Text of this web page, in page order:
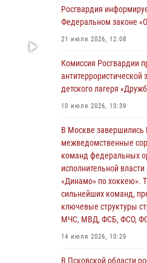
Генерал-полковник
смыслов»
03 августа 2026, 17:21
03 августа 2026, 14:10
Росгвардейцы
обеспечении
время празднования
02 августа 2026, 13:28
За минувшие сутки
выезжали два раза на
Росгвардия
Федеральном законе
21 июля 2026, 12:08
Комиссия Росгвардии
детского лагеря
10 июля 2026, 13:39
В Москве завершились
межведомственные
команд федеральных
исполнительной
«Динамо» по хоккею».
сильнейших команд,
ключевые структуры
МЧС, МВД, ФСБ, ФСО,
14 июля 2026, 10:29
В Псковской области